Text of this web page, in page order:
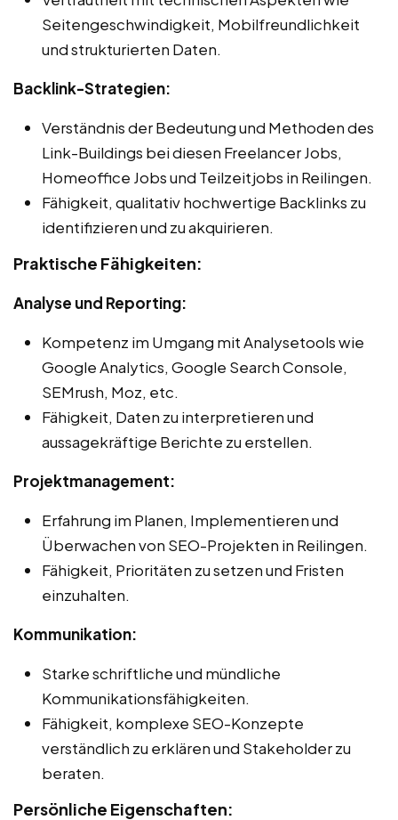
Seitengeschwindigkeit, Mobilfreundlichkeit
und strukturierten Daten.
Backlink-Strategien:
Verständnis der Bedeutung und Methoden des
Link-Buildings bei diesen Freelancer Jobs,
Homeoffice Jobs und Teilzeitjobs in Reilingen.
Fähigkeit, qualitativ hochwertige Backlinks zu
identifizieren und zu akquirieren.
Praktische Fähigkeiten:
Analyse und Reporting:
Kompetenz im Umgang mit Analysetools wie
Google Analytics, Google Search Console,
SEMrush, Moz, etc.
Fähigkeit, Daten zu interpretieren und
aussagekräftige Berichte zu erstellen.
Projektmanagement:
Erfahrung im Planen, Implementieren und
Überwachen von SEO-Projekten in Reilingen.
Fähigkeit, Prioritäten zu setzen und Fristen
einzuhalten.
Kommunikation:
Starke schriftliche und mündliche
Kommunikationsfähigkeiten.
Fähigkeit, komplexe SEO-Konzepte
verständlich zu erklären und Stakeholder zu
beraten.
Persönliche Eigenschaften: